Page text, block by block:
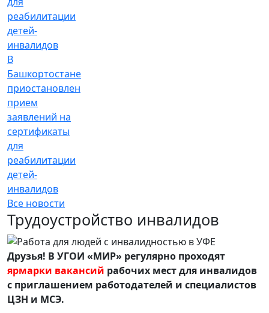
В
Башкортостане
приостановлен
прием
заявлений на
сертификаты
для
реабилитации
детей-
инвалидов
Все новости
Трудоустройство инвалидов
Друзья! В УГОИ «МИР» регулярно проходят
ярмарки вакансий рабочих мест для инвалидов
с приглашением работодателей и специалистов
ЦЗН и МСЭ.